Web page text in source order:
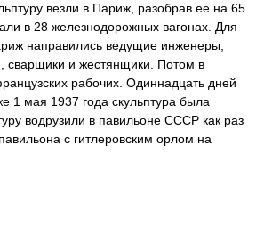
везли в Париж, разобрав ее на 65
в 28 железнодорожных вагонах. Для
направились ведущие инженеры,
сварщики и жестянщики. Потом в
рабочих. Одиннадцать дней
1 мая 1937 года скульптура была
водрузили в павильоне СССР как раз
с гитлеровским орлом на